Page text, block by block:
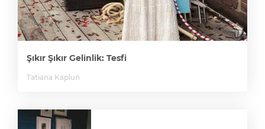
Şıkır Şıkır Gelinlik: Tesfi
Tatiana Kaplun